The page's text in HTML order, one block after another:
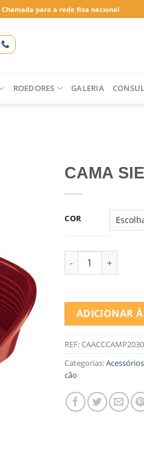
Chamada para a rede fixa nacional
ROEDORES GALERIA
CAMA
COR
Quantidade de
ADICIONAR
REF:
Categorias:
cão